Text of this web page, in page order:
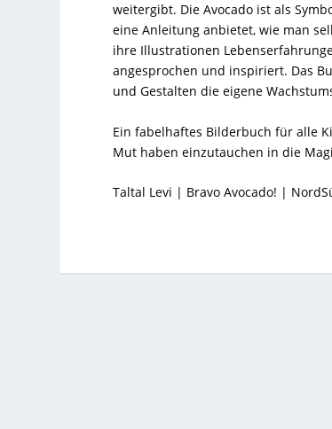
weitergibt. Die Avocado ist als
eine Anleitung anbietet, wie man
ihre Illustrationen
angesprochen und inspiriert. Das
und Gestalten die eigene
Ein fabelhaftes Bilderbuch für alle
Mut haben einzutauchen in die
Taltal Levi | Bravo Avocado! |